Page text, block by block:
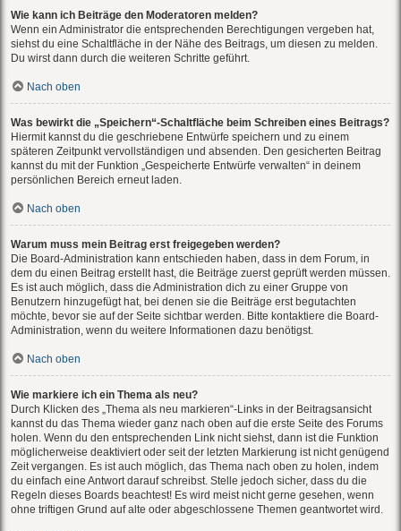
Wie kann ich Beiträge den Moderatoren melden?
Wenn ein Administrator die entsprechenden Berechtigungen vergeben hat,
siehst du eine Schaltfläche in der Nähe des Beitrags, um diesen zu melden.
Du wirst dann durch die weiteren Schritte geführt.
Nach oben
Was bewirkt die „Speichern“-Schaltfläche beim Schreiben eines Beitrags?
Hiermit kannst du die geschriebene Entwürfe speichern und zu einem
späteren Zeitpunkt vervollständigen und absenden. Den gesicherten Beitrag
kannst du mit der Funktion „Gespeicherte Entwürfe verwalten“ in deinem
persönlichen Bereich erneut laden.
Nach oben
Warum muss mein Beitrag erst freigegeben werden?
Die Board-Administration kann entschieden haben, dass in dem Forum, in
dem du einen Beitrag erstellt hast, die Beiträge zuerst geprüft werden müssen.
Es ist auch möglich, dass die Administration dich zu einer Gruppe von
Benutzern hinzugefügt hat, bei denen sie die Beiträge erst begutachten
möchte, bevor sie auf der Seite sichtbar werden. Bitte kontaktiere die Board-
Administration, wenn du weitere Informationen dazu benötigst.
Nach oben
Wie markiere ich ein Thema als neu?
Durch Klicken des „Thema als neu markieren“-Links in der Beitragsansicht
kannst du das Thema wieder ganz nach oben auf die erste Seite des Forums
holen. Wenn du den entsprechenden Link nicht siehst, dann ist die Funktion
möglicherweise deaktiviert oder seit der letzten Markierung ist nicht genügend
Zeit vergangen. Es ist auch möglich, das Thema nach oben zu holen, indem
du einfach eine Antwort darauf schreibst. Stelle jedoch sicher, dass du die
Regeln dieses Boards beachtest! Es wird meist nicht gerne gesehen, wenn
ohne triftigen Grund auf alte oder abgeschlossene Themen geantwortet wird.